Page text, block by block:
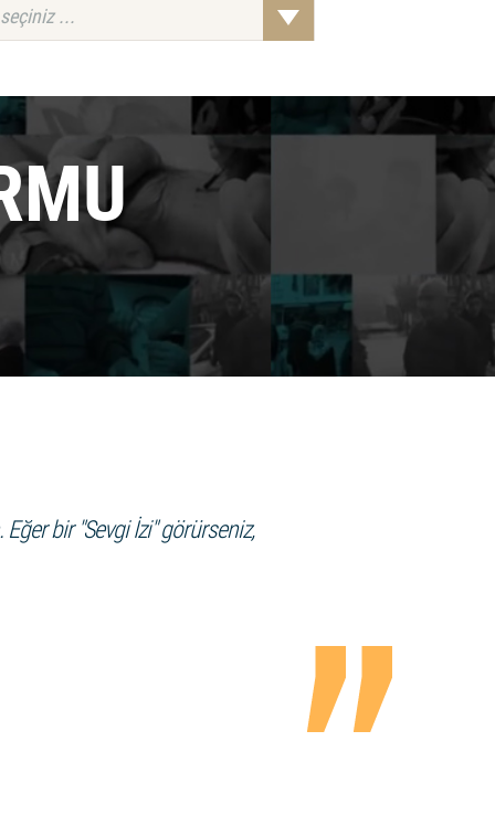
...
bir "Sevgi İzi" görürseniz,